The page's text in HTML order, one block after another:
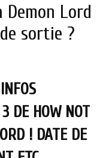
Lord
sortie ?
DE HOW NOT
! DATE DE